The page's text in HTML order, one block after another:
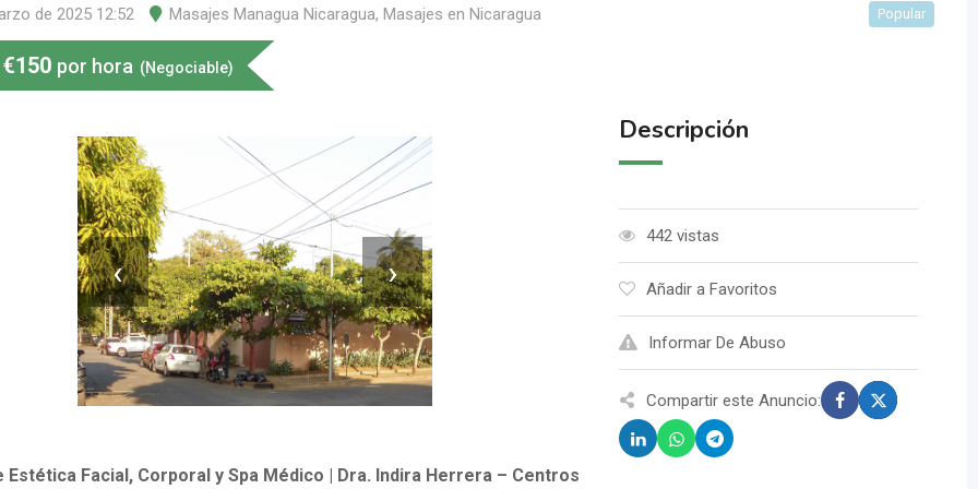
de 2025 12:52 Masajes Managua Nicaragua, Masajes en Nicaragua Popular
€150 por hora (Negociable)
‹ ›
Estética Facial, Corporal y Spa Médico | Dra. Indira Herrera – Centros
Descripción
442 vistas
Añadir a Favoritos
Informar De Abuso
Compartir este Anuncio: